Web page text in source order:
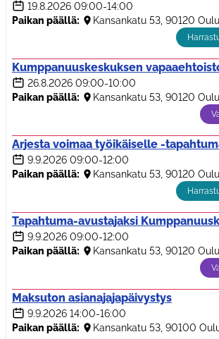
19.8.2026 09:00-14:00
Paikan päällä:
Kansankatu 53, 90120 Oulu
Kumppanuuskeskuksen
26.8.2026 09:00-10:00
Paikan päällä:
Kansankatu 53, 90120 Oulu
Arjesta voimaa työikäiselle -
9.9.2026 09:00-12:00
Paikan päällä:
Kansankatu 53, 90120 Oulu
Tapahtuma-avustajaksi
9.9.2026 09:00-12:00
Paikan päällä:
Kansankatu 53, 90120 Oulu
Maksuton asianajajapäivystys
9.9.2026 14:00-16:00
Paikan päällä:
Kansankatu 53, 90100